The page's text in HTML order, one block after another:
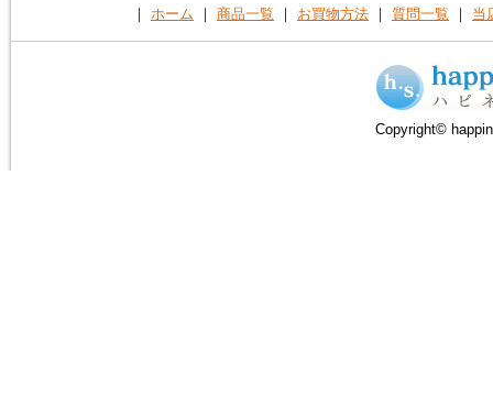
｜ ホーム ｜ 商品一覧 ｜ お買物方法 ｜ 質問一覧 ｜ 当
Copyright©